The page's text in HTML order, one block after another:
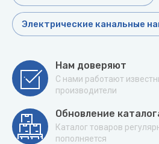
Электрические канальные
Нам доверяют
С нами работают
производители
Обновление
Каталог товаров
пополняется